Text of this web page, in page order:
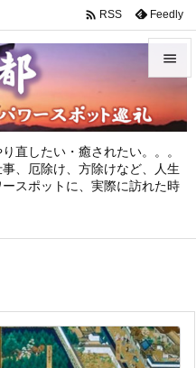
直したい・癒されたい。。。
、厄除け、方除けなど、人生
スポットに、実際に訪れた時


メニュ
サイド


 RSS Feedly